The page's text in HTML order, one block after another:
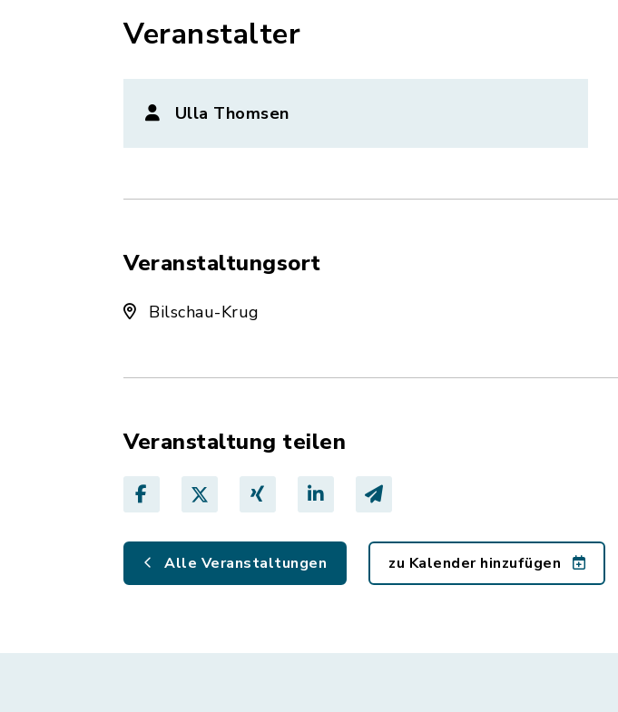
Veranstalter
Ulla Thomsen
Veranstaltungsort
Bilschau-Krug
Veranstaltung teilen
Alle Veranstaltungen zu Kalender hinzufügen